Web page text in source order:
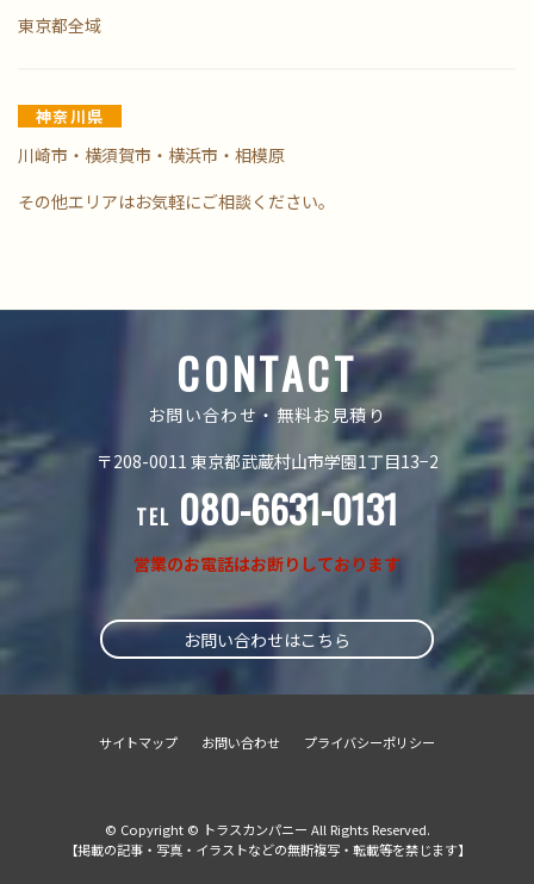
東京都全域
神奈川県
川崎市・横須賀市・横浜市・相模原
その他エリアはお気軽にご相談ください。
CONTACT
お問い合わせ・無料お見積り
〒208-0011 東京都武蔵村山市学園1丁目13−2
TEL 080-6631-0131
営業のお電話はお断りしております
お問い合わせはこちら
サイトマップ お問い合わせ プライバシーポリシー
© Copyright © トラスカンパニー All Rights Reserved.
【掲載の記事・写真・イラストなどの無断複写・転載等を禁じます】